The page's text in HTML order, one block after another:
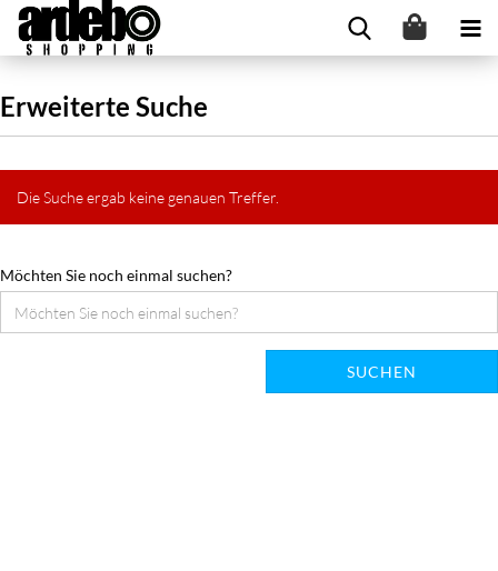
Erweiterte Suche
Die Suche ergab keine genauen Treffer.
Möchten Sie noch einmal suchen?
SUCHEN